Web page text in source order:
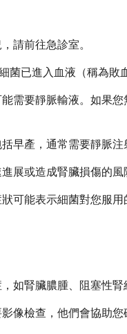
請前往急診室。
已進入血液（稱為敗
需要靜脈輸液。如果
早產，通常需要靜脈注
展或造成腎臟損傷的風
可能表示細菌對您服
腎臟膿腫、阻塞性
像檢查，他們會協助您